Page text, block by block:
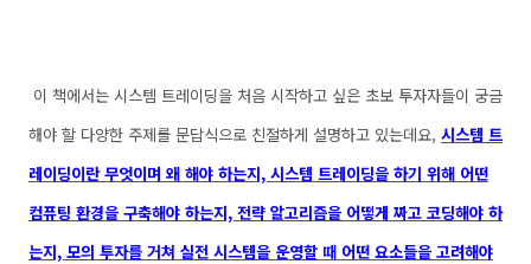
이 책에서는 시스템 트레이딩을 처음 시작하고 싶은 초보 투자자들이 궁금
해야 할 다양한 주제를 문답식으로 친절하게 설명하고 있는데요, 시스템 트
레이딩이란 무엇이며 왜 해야 하는지, 시스템 트레이딩을 하기 위해 어떤
컴퓨팅 환경을 구축해야 하는지, 전략 알고리즘을 어떻게 짜고 코딩해야 하
는지, 모의 투자를 거쳐 실전 시스템을 운영할 때 어떤 요소들을 고려해야